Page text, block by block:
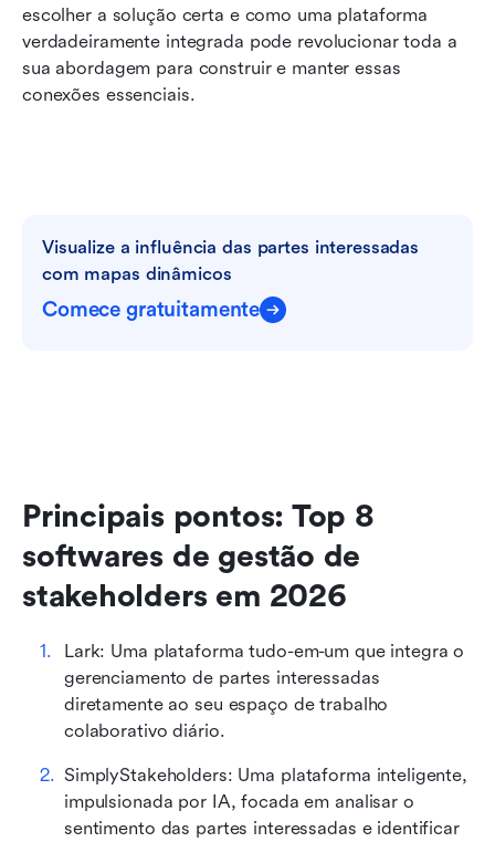
escolher a solução certa e como uma plataforma
verdadeiramente integrada pode revolucionar toda a
sua abordagem para construir e manter essas
conexões essenciais.
Visualize a influência das partes interessadas
com mapas dinâmicos
Comece gratuitamente
Principais pontos: Top 8
softwares de gestão de
stakeholders em 2026
Lark: Uma plataforma tudo-em-um que integra o
gerenciamento de partes interessadas
diretamente ao seu espaço de trabalho
colaborativo diário.
SimplyStakeholders: Uma plataforma inteligente,
impulsionada por IA, focada em analisar o
sentimento das partes interessadas e identificar